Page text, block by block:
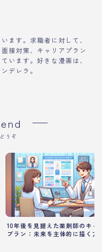
ます。求職者に対して、
接対策、キャリアプラン
います。好きな漫画は、
デレラ。
うぞ
10年後を見据えた薬剤師のキャ
プラン：未来を主体的に描く方